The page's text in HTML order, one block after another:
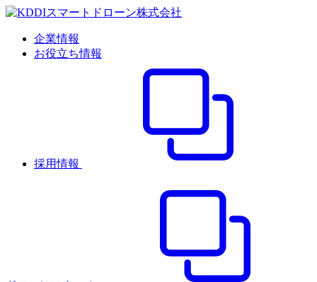
企業情報
お役立ち情報
採用情報